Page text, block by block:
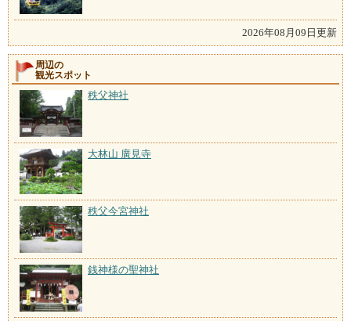
2026年08月09日更新
周辺の
観光スポット
秩父神社
大林山 廣見寺
秩父今宮神社
銭神様の聖神社